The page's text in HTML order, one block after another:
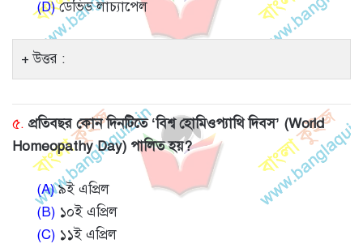
(D)ডেভিড লাচ্যাপেল
উত্তর :
৫. প্রতিবছর কোন দিনটিতে ‘বিশ্ব হোমিওপ্যাথি দিবস’ (World
Homeopathy Day) পালিত হয়?
(A)৯ই এপ্রিল
(B) ১০ই এপ্রিল
(C) ১১ই এপ্রিল